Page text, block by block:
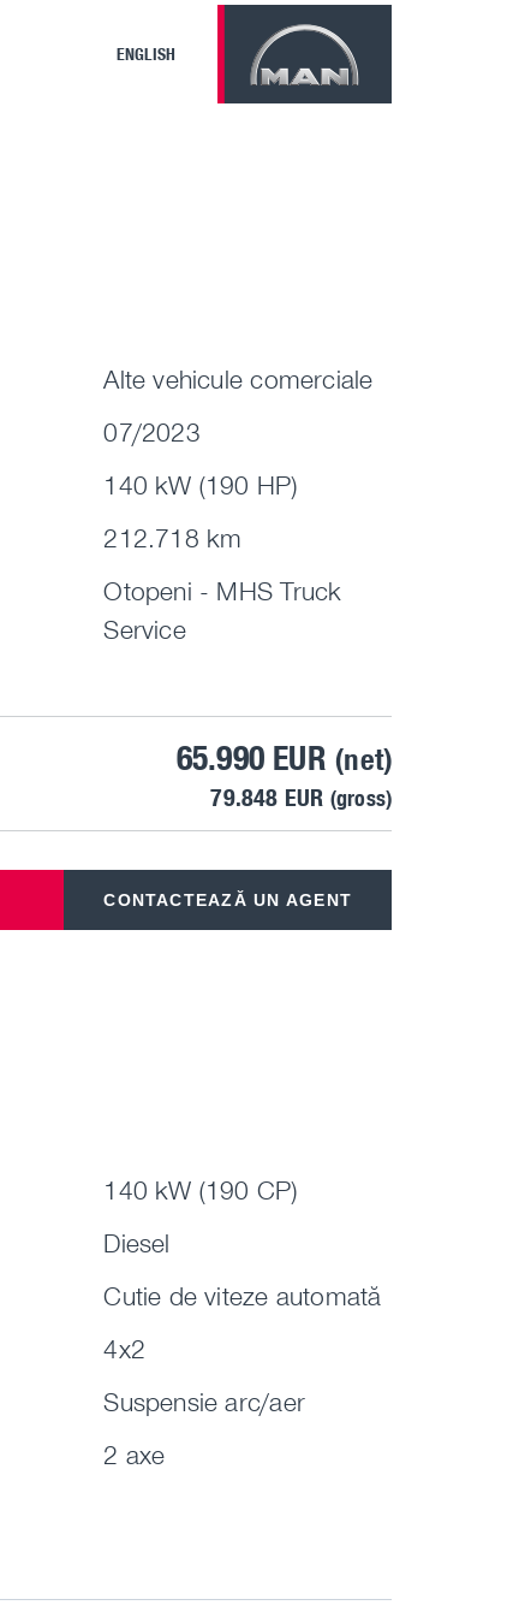
ENGLISH
Alte vehicule comerciale
07/2023
140 kW (190 HP)
212.718 km
Otopeni - MHS Truck
Service
65.990 EUR (net)
79.848 EUR (gross)
CONTACTEAZĂ UN AGENT
140 kW (190 CP)
Diesel
Cutie de viteze automată
4x2
Suspensie arc/aer
2 axe